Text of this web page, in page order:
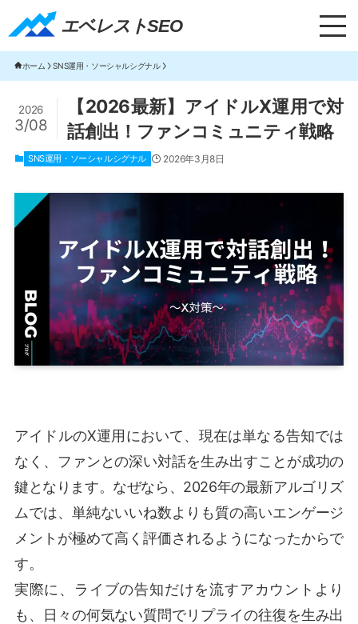
エベレストSEO
エベレストSEO｜TOP
ホーム SNS運用・ソーシャルシグナル
【2026最新】アイドルX運用で対
話創出！ファンコミュニティ戦略
2026
3/08
SNS運用・ソーシャルシグナル 2026年3月8日
アイドルのX運用において、現在は単なる告知では
なく、ファンとの深い対話を生み出すことが成功の
鍵となります。なぜなら、2026年の最新アルゴリズ
ムでは、単純ないいね数よりも質の高いエンゲージ
メントが極めて高く評価されるようになったからで
す。
実際に、ライブの告知だけを流すアカウントより
も、日々の何気ない質問でリプライの往復を生み出